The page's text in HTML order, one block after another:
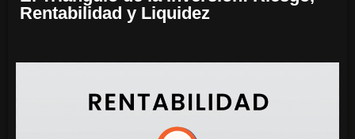
Rentabilidad y Liquidez